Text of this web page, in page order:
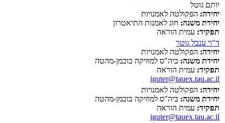
יותם גוטל
יחידה: הפקולטה לאמנויות
יחידת משנה: חוג לאמנות התיאטרון
תפקיד: עמית הוראה
ד"ר ענבל גוטר
יחידה: הפקולטה לאמנויות
יחידת משנה: ביה"ס למוזיקה בוכמן-מהטה
תפקיד: עמית הוראה
iguter@tauex.tau.ac.il
יחידה: הפקולטה לאמנויות
יחידת משנה: ביה"ס למוזיקה בוכמן-מהטה
תפקיד: עמית הוראה
iguter@tauex.tau.ac.il